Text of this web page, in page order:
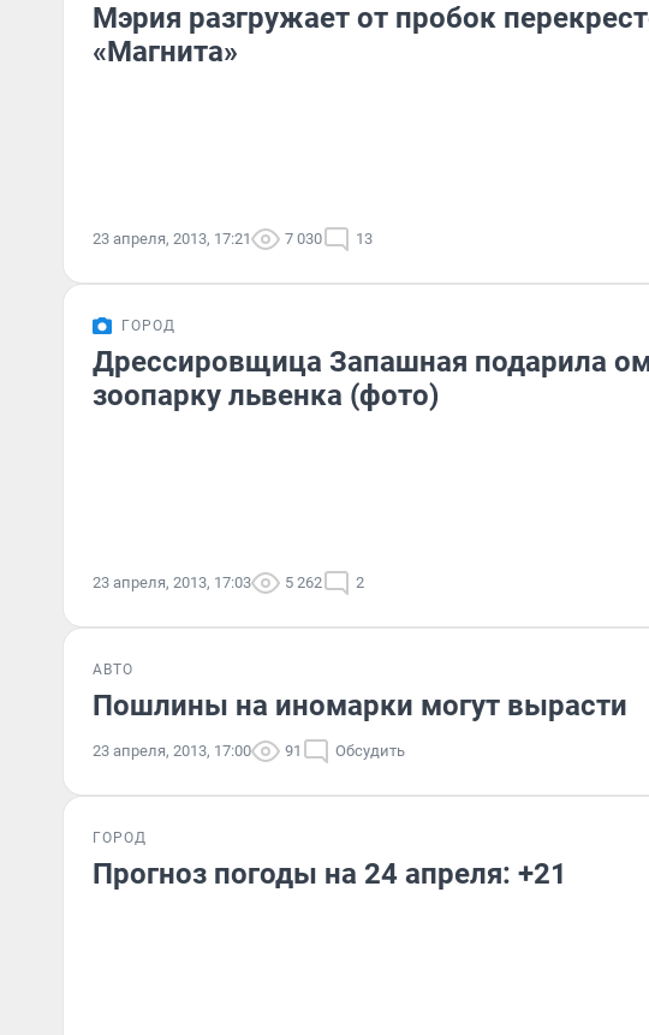
Мэрия разгружает от пробок
«Магнита»
23 апреля, 2013, 17:21 7 030 13
ГОРОД
Дрессировщица Запашная подарила
зоопарку львенка (фото)
23 апреля, 2013, 17:03 5 262 2
АВТО
Пошлины на иномарки могут вырасти
23 апреля, 2013, 17:00 91 Обсудить
ГОРОД
Прогноз погоды на 24 апреля: +21